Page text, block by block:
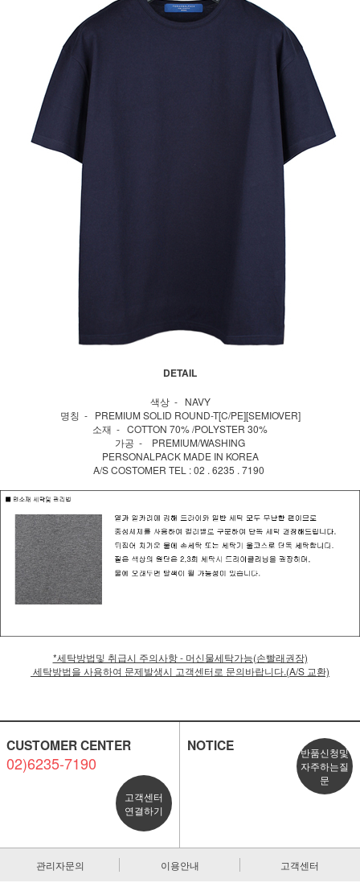
DETAIL
색상 - NAVY
명칭 - PREMIUM SOLID ROUND-T[C/PE][SEMIOVER]
소재 - COTTON 70% /POLYSTER 30%
가공 - PREMIUM/WASHING
PERSONALPACK MADE IN KOREA
A/S COSTOMER TEL : 02 . 6235 . 7190
*세탁방법및 취급시 주의사항 - 머신물세탁가능(손빨래권장)
세탁방법을 사용하여 문제발생시 고객센터로 문의바랍니다.(A/S 교환)
CUSTOMER CENTER
02)6235-7190
고객센터
연결하기
NOTICE
반품신청및
자주하는질
문
관리자문의 이용안내 고객센터